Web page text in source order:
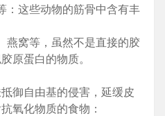
：这些动物的筋骨中含有丰
燕窝等，虽然不是直接的胶
原蛋白的物质。
御自由基的侵害，延缓皮
氧化物质的食物：